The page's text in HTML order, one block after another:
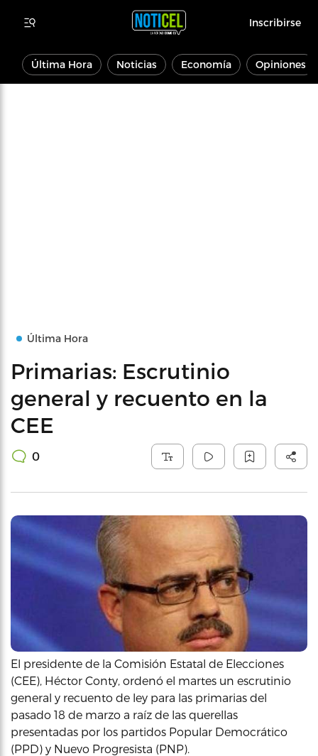
Inscribirse
Última Hora Noticias Economía Opiniones
Última Hora
Primarias: Escrutinio
general y recuento en la
CEE
0
El presidente de la Comisión Estatal de Elecciones
(CEE), Héctor Conty, ordenó el martes un escrutinio
general y recuento de ley para las primarias del
pasado 18 de marzo a raíz de las querellas
presentadas por los partidos Popular Democrático
(PPD) y Nuevo Progresista (PNP).